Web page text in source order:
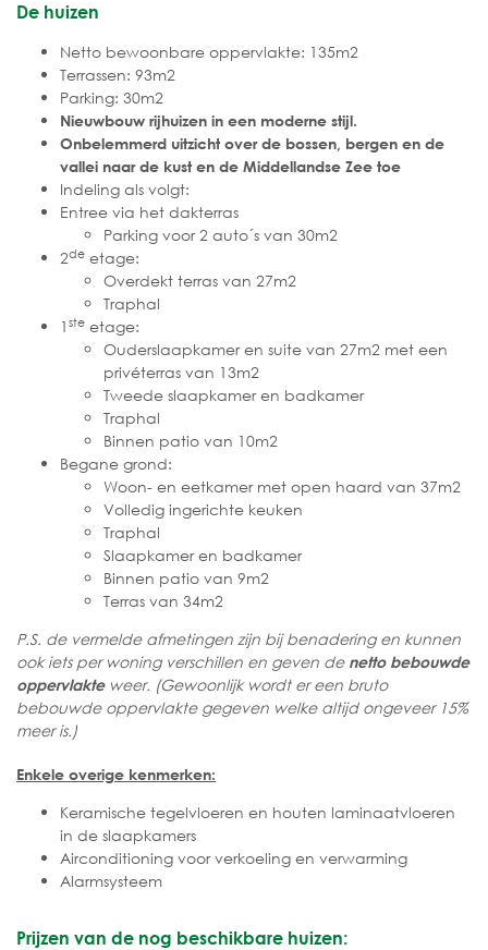
De huizen
Netto bewoonbare oppervlakte: 135m2
Terrassen: 93m2
Parking: 30m2
Nieuwbouw rijhuizen in een moderne stijl.
Onbelemmerd uitzicht over de bossen, bergen en de
vallei naar de kust en de Middellandse Zee toe
Indeling als volgt:
Entree via het dakterras
Parking voor 2 auto´s van 30m2
2de etage:
Overdekt terras van 27m2
Traphal
1ste etage:
Ouderslaapkamer en suite van 27m2 met een
privéterras van 13m2
Tweede slaapkamer en badkamer
Traphal
Binnen patio van 10m2
Begane grond:
Woon- en eetkamer met open haard van 37m2
Volledig ingerichte keuken
Traphal
Slaapkamer en badkamer
Binnen patio van 9m2
Terras van 34m2
P.S. de vermelde afmetingen zijn bij benadering en kunnen
ook iets per woning verschillen en geven de netto bebouwde
oppervlakteweer. (Gewoonlijk wordt er een bruto
bebouwde oppervlakte gegeven welke altijd ongeveer 15%
meer is.)
Enkele overige kenmerken:
Keramische tegelvloeren en houten laminaatvloeren
in de slaapkamers
Airconditioning voor verkoeling en verwarming
Alarmsysteem
Prijzen van de nog beschikbare huizen: